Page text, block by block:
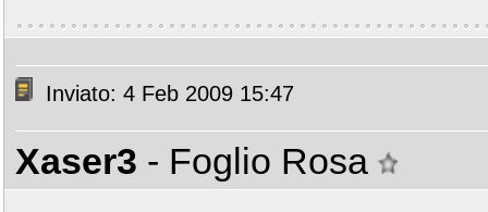
Inviato: 4 Feb 2009 15:47
Xaser3 - Foglio Rosa